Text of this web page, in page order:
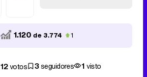
1.120 de 3.774 1
12votos 3seguidores 1 visto